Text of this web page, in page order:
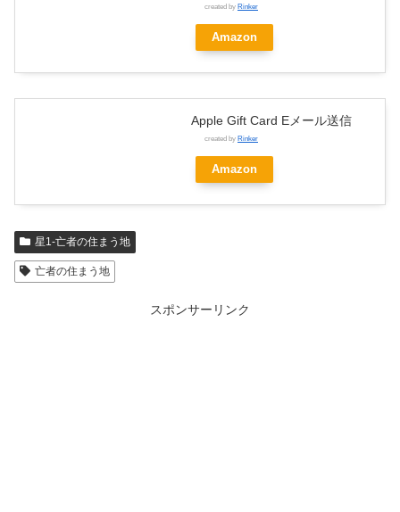
created by Rinker
Amazon
Apple Gift Card Eメール送信
created by Rinker
Amazon
星1-亡者の住まう地
亡者の住まう地
スポンサーリンク